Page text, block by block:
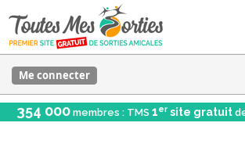
Me connecter
354 000 membres : TMS 1er site gratuit